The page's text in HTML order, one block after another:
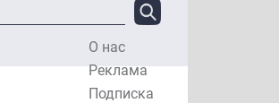
О нас
Реклама
Подписка